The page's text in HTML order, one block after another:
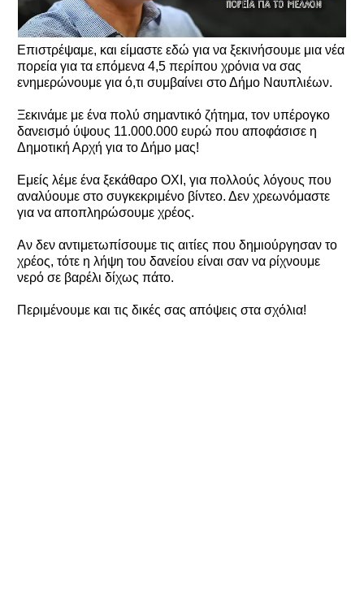
Επιστρέψαμε, και είμαστε εδώ για να ξεκινήσουμε μια νέα
πορεία για τα επόμενα 4,5 περίπου χρόνια να σας
ενημερώνουμε για ό,τι συμβαίνει στο Δήμο Ναυπλιέων.
Ξεκινάμε με ένα πολύ σημαντικό ζήτημα, τον υπέρογκο
δανεισμό ύψους 11.000.000 ευρώ που αποφάσισε η
Δημοτική Αρχή για το Δήμο μας!
Εμείς λέμε ένα ξεκάθαρο ΟΧΙ, για πολλούς λόγους που
αναλύουμε στο συγκεκριμένο βίντεο. Δεν χρεωνόμαστε
για να αποπληρώσουμε χρέος.
Αν δεν αντιμετωπίσουμε τις αιτίες που δημιούργησαν το
χρέος, τότε η λήψη του δανείου είναι σαν να ρίχνουμε
νερό σε βαρέλι δίχως πάτο.
Περιμένουμε και τις δικές σας απόψεις στα σχόλια!